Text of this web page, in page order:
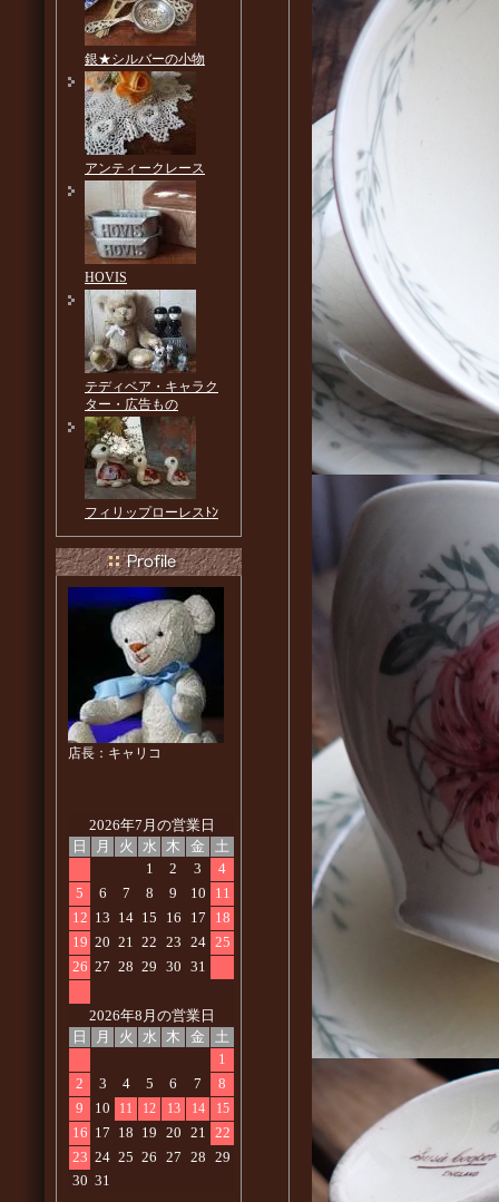
銀★シルバーの小物
アンティークレース
HOVIS
テディベア・キャラク
ター・広告もの
フィリップローレスﾄﾝ
店長：キャリコ
2026年7月の営業日
日
月 火 水 木 金
土
1
2 3
4
5
6 7 8 9 10
11
12 13 14 15 16 17
18
19 20 21 22 23 24 25
26 27 28 29 30 31
2026年8月の営業日
日
月 火 水 木 金
土
1
2
3 4 5 6 7
8
9
10 11 12 13 14 15
16 17 18 19 20 21 22
23 24 25 26 27 28 29
30 31